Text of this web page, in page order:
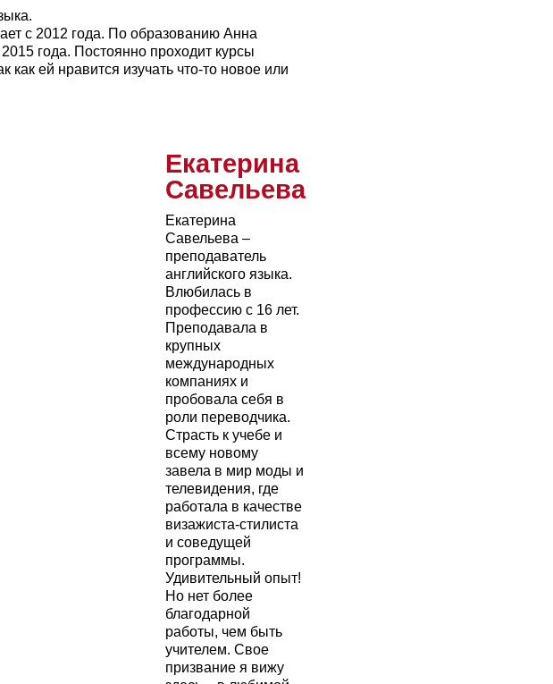
с 2012 года. По образованию Анна
года. Постоянно проходит курсы
ей нравится изучать что-то новое или
Екатерина
Савельева
Екатерина
Савельева –
преподаватель
английского языка.
Влюбилась в
профессию с 16 лет.
Преподавала в
крупных
международных
компаниях и
пробовала себя в
роли переводчика.
Страсть к учебе и
всему новому
завела в мир моды и
телевидения, где
работала в качестве
визажиста-стилиста
и соведущей
программы.
Удивительный опыт!
Но нет более
благодарной
работы, чем быть
учителем. Свое
призвание я вижу